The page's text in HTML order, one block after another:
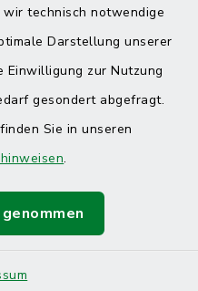
technisch notwendige
Darstellung unserer
Einwilligung zur Nutzung
gesondert abgefragt.
Sie in unseren
.